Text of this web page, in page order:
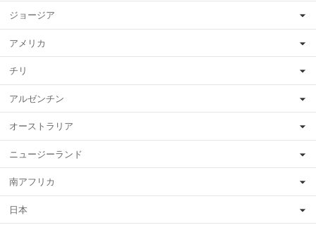
ジョージア
アメリカ
チリ
アルゼンチン
オーストラリア
ニュージーランド
南アフリカ
日本